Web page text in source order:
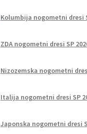
Kolumbija nogometni dresi
ZDA nogometni dresi SP
Nizozemska nogometni
Italija nogometni dresi SP
Japonska nogometni dresi